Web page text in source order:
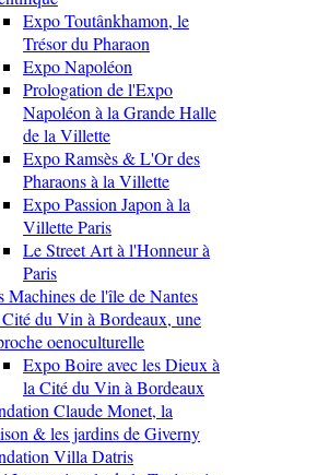
Expo Toutânkhamon, le
Trésor du Pharaon
Expo Napoléon
Prologation de l'Expo
Napoléon à la Grande Halle
de la Villette
Expo Ramsès & L'Or des
Pharaons à la Villette
Expo Passion Japon à la
Villette Paris
Le Street Art à l'Honneur à
Paris
Machines de l'île de Nantes
du Vin à Bordeaux, une
oenoculturelle
Expo Boire avec les Dieux à
la Cité du Vin à Bordeaux
Claude Monet, la
& les jardins de Giverny
Villa Datris